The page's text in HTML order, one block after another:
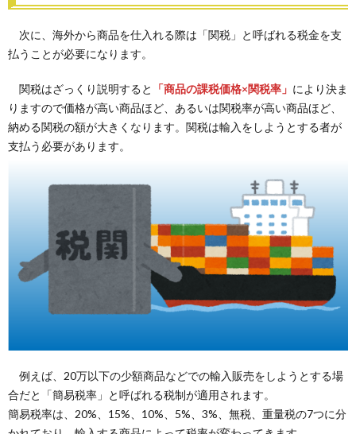
次に、海外から商品を仕入れる際は「関税」と呼ばれる税金を支
払うことが必要になります。
関税はざっくり説明すると 「商品の課税価格×関税率」 により決ま
りますので価格が高い商品ほど、あるいは関税率が高い商品ほど、
納める関税の額が大きくなります。関税は輸入をしようとする者が
支払う必要があります。
例えば、20万以下の少額商品などでの輸入販売をしようとする場
合だと「簡易税率」と呼ばれる税制が適用されます。
簡易税率は、20%、15%、10%、5%、3%、無税、重量税の7つに分